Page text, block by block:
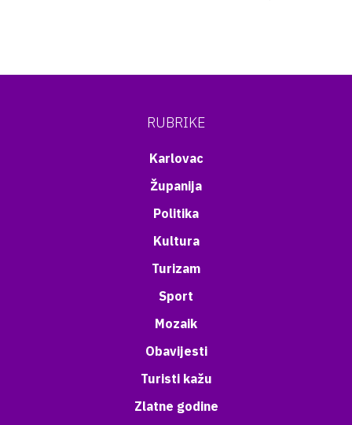
RUBRIKE
Karlovac
Županija
Politika
Kultura
Turizam
Sport
Mozaik
Obavijesti
Turisti kažu
Zlatne godine